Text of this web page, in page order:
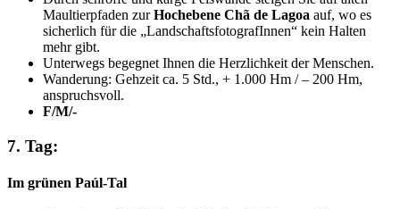
Maultierpfaden zurHochebene Chã de Lagoa auf, wo es
sicherlich für die „LandschaftsfotografInnen“ kein Halten
mehr gibt.
Unterwegs begegnet Ihnen die Herzlichkeit der Menschen.
Wanderung: Gehzeit ca. 5 Std., + 1.000 Hm / – 200 Hm,
anspruchsvoll.
F/M/-
7. Tag:
Im grünen Paúl-Tal